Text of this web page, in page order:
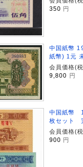
350 円
中国紙幣
紙幣) 1元
会員価格(
9,800 円
中国紙幣
枚セット
会員価格(
900 円